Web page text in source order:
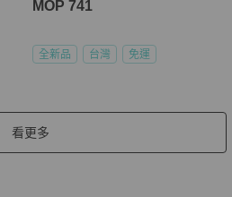
MOP 741
全新品 台灣 免運
看更多